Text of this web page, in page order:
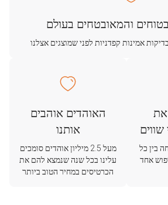
והמאובטחים בעולם
אמינות קפדניות לפני שמוצגים אצלנו
את
בין כל
אחד
האוהדים אוהבים
אותנו
מעל 2.5 מיליון אוהדים סומכים
עלינו בכל שנה שנמצא להם את
הכרטיסים במחיר הטוב ביותר